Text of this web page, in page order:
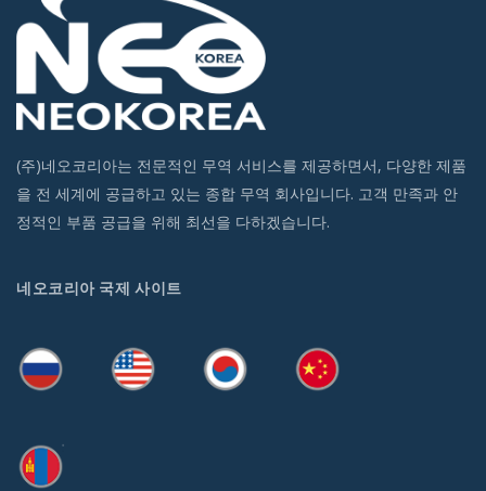
(주)네오코리아는 전문적인 무역 서비스를 제공하면서, 다양한 제품
을 전 세계에 공급하고 있는 종합 무역 회사입니다. 고객 만족과 안
정적인 부품 공급을 위해 최선을 다하겠습니다.
네오코리아 국제 사이트